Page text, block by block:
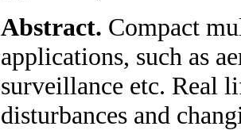
Abstract. Compact
applications, such as
surveillance etc. Real
disturbances and